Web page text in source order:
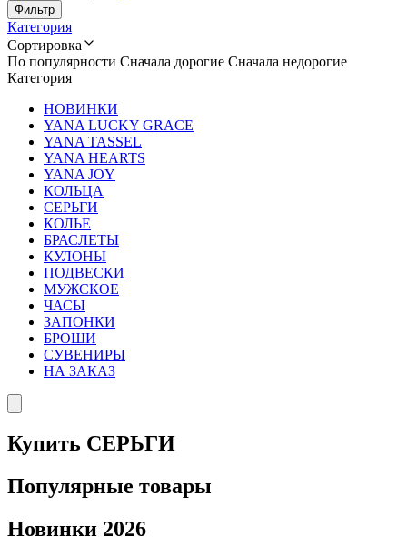
Фильтр
Категория
Сортировка
По популярности Сначала дорогие Сначала недорогие
Категория
НОВИНКИ
YANA LUCKY GRACE
YANA TASSEL
YANA HEARTS
YANA JOY
КОЛЬЦА
СЕРЬГИ
КОЛЬЕ
БРАСЛЕТЫ
КУЛОНЫ
ПОДВЕСКИ
МУЖСКОЕ
ЧАСЫ
ЗАПОНКИ
БРОШИ
СУВЕНИРЫ
НА ЗАКАЗ
Купить СЕРЬГИ
Популярные товары
Новинки 2026